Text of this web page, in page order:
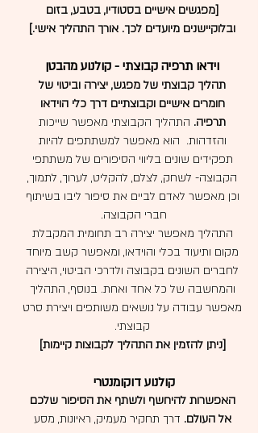
[מפגשים אישיים בסטודיו, בטבע, בזום
ובלוקיישנים מיועדים לכך. אורך התהליך אישי.]
וידאו תרפיה קבוצתי - קולנוע מהבטן
תהליך קבוצתי של מפגש, יצירה וביטוי של
חומרים אישיים וקבוצתיים דרך כלי הוידאו
תרפיה. התהליך הקבוצתי מאפשר שייכות
והזדהות. הוא מאפשר למשתתפים להיות
תפקידים שונים בליווי הסיפורים של משתתפי
הקבוצה- לשחק, לצלם, להקליט, לערוך, לתמוך,
וכן מאפשר לאדם לביים את סיפור ליבו בשיתוף
חברי הקבוצה.
התהליך מאפשר יצירה רב תחומית המקבלת
מקום ותיעוד בכלי והוידאו, ומאפשר קשב מיוחד
לחברים השונים בקבוצה ולדרכי הביטוי, היצירה
והמחשבה של כל אחד ואחת. בנוסף, התהליך
מאפשר עבודה על נושאים משותפים ויצירת סרט
קבוצתי.
[ניתן להזמין את התהליך לקבוצות קיימות]
קולנוע דוקומנטרי
האפשרות להיחשף ולשתף את הסיפור שלכם
אל העולם. דרך תחקיר מעמיק, ראיונות, מסע